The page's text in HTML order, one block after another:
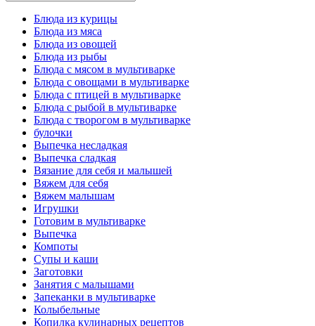
Блюда из курицы
Блюда из мяса
Блюда из овощей
Блюда из рыбы
Блюда с мясом в мультиварке
Блюда с овощами в мультиварке
Блюда с птицей в мультиварке
Блюда с рыбой в мультиварке
Блюда с творогом в мультиварке
булочки
Выпечка несладкая
Выпечка сладкая
Вязание для себя и малышей
Вяжем для себя
Вяжем малышам
Игрушки
Готовим в мультиварке
Выпечка
Компоты
Супы и каши
Заготовки
Занятия с малышами
Запеканки в мультиварке
Колыбельные
Копилка кулинарных рецептов